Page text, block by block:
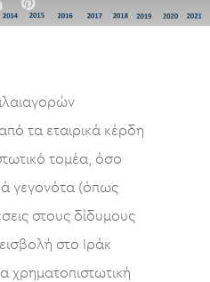
τα εταιρικά κέρδη
τομέα, όσο
γεγονότα (όπως
στους δίδυμους
στο Ιράκ
χρηματοπιστωτική